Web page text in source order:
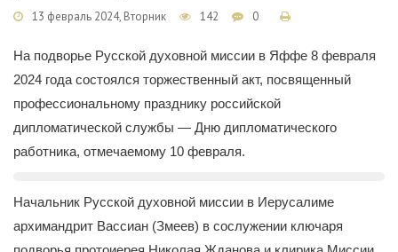
13 февраль 2024, Вторник 142 0
На подворье Русской духовной миссии в Яффе 8 февраля
2024 года состоялся торжественный акт, посвященный
профессиональному празднику российской
дипломатической службы — Дню дипломатического
работника, отмечаемому 10 февраля.
Начальник Русской духовной миссии в Иерусалиме
архимандрит Вассиан (Змеев) в сослужении ключаря